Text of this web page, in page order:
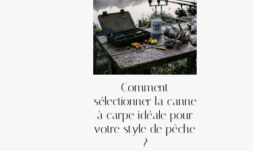
Comment
sélectionner la canne
à carpe idéale pour
votre style de pêche
?